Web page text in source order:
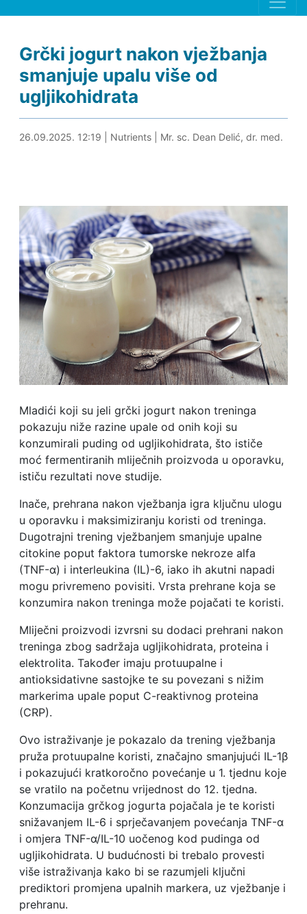
Grčki jogurt nakon vježbanja
smanjuje upalu više od
ugljikohidrata
26.09.2025. 12:29
26.09.2025. 12:19 Nutrients| Mr. sc. Dean Delić, dr. med.
Mladići koji su jeli grčki jogurt nakon treninga
pokazuju niže razine upale od onih koji su
konzumirali puding od ugljikohidrata, što ističe
moć fermentiranih mliječnih proizvoda u oporavku,
ističu rezultati nove studije.
Inače, prehrana nakon vježbanja igra ključnu ulogu
u oporavku i maksimiziranju koristi od treninga.
Dugotrajni trening vježbanjem smanjuje upalne
citokine poput faktora tumorske nekroze alfa
(TNF-α) i interleukina (IL)-6, iako ih akutni napadi
mogu privremeno povisiti. Vrsta prehrane koja se
konzumira nakon treninga može pojačati te koristi.
Mliječni proizvodi izvrsni su dodaci prehrani nakon
treninga zbog sadržaja ugljikohidrata, proteina i
elektrolita. Također imaju protuupalne i
antioksidativne sastojke te su povezani s nižim
markerima upale poput C-reaktivnog proteina
(CRP).
Ovo istraživanje je pokazalo da trening vježbanja
pruža protuupalne koristi, značajno smanjujući IL-1β
i pokazujući kratkoročno povećanje u 1. tjednu koje
se vratilo na početnu vrijednost do 12. tjedna.
Konzumacija grčkog jogurta pojačala je te koristi
snižavanjem IL-6 i sprječavanjem povećanja TNF-α
i omjera TNF-α/IL-10 uočenog kod pudinga od
ugljikohidrata. U budućnosti bi trebalo provesti
više istraživanja kako bi se razumjeli ključni
prediktori promjena upalnih markera, uz vježbanje i
prehranu.